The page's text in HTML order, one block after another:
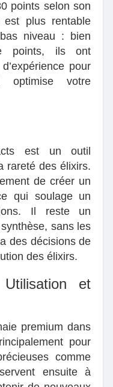
points selon son
est plus rentable
niveau : bien
points, ils ont
pour
votre
est un outil
rareté des élixirs.
de créer un
qui soulage un
Il reste un
sans les
des décisions de
des élixirs.
et
premium dans
pour
comme
ensuite à